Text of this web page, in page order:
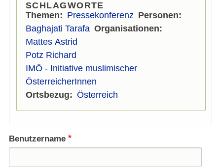
SCHLAGWORTE
Themen
Pressekonferenz Personen
Baghajati Tarafa
Mattes Astrid
Potz Richard
Organisationen
IMÖ - Initiative muslimischer
ÖsterreicherInnen
Ortsbezug
Österreich
Benutzername